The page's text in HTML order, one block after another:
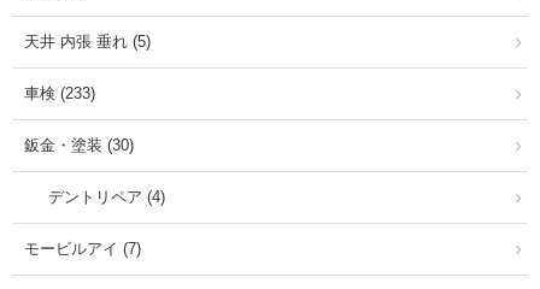
天井 内張 垂れ (5)
車検 (233)
鈑金・塗装 (30)
デントリペア (4)
モービルアイ (7)